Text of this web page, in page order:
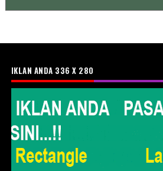
IKLAN ANDA 336 X 280